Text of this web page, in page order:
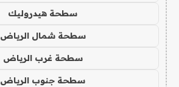
سطحة هيدروليك
سطحة شمال الرياض
سطحة غرب الرياض
سطحة جنوب الرياض